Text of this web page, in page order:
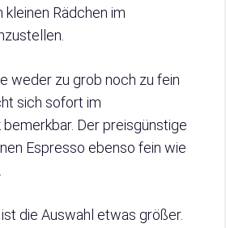
kleinen Rädchen im
weder zu grob noch zu fein
sich sofort im
Der preisgünstige
Espresso ebenso fein wie
die Auswahl etwas größer.